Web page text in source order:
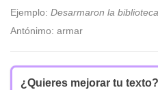
Ejemplo: Desarmaron la
Antónimo: armar
¿Quieres mejorar tu texto?